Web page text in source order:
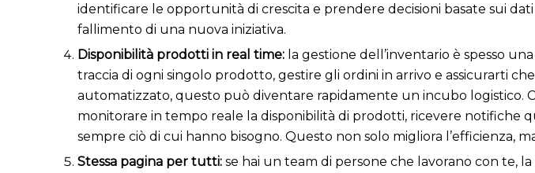
identificare le opportunità di crescita e prendere decisioni basate sui
fallimento di una nuova iniziativa.
Disponibilità prodotti in real time: la gestione dell’inventario è spesso
traccia di ogni singolo prodotto, gestire gli ordini in arrivo e assicurarti
automatizzato, questo può diventare rapidamente un incubo logistico.
monitorare in tempo reale la disponibilità di prodotti, ricevere notifiche
sempre ciò di cui hanno bisogno. Questo non solo migliora l’efficienza,
Stessa pagina per tutti: se hai un team di persone che lavorano con te,